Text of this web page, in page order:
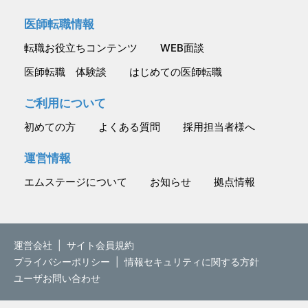
医師転職情報
転職お役立ちコンテンツ
WEB面談
医師転職 体験談
はじめての医師転職
ご利用について
初めての方 よくある質問 採用担当者様へ
運営情報
エムステージについて お知らせ 拠点情報
運営会社
サイト会員規約
プライバシーポリシー
情報セキュリティに関する方針
ユーザお問い合わせ